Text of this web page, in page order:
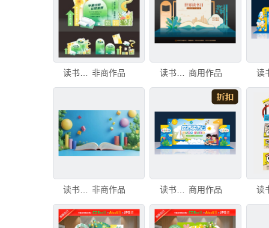
非商作品 读书节美陈 商用作品
非商作品 读书节美陈布置 商用作品